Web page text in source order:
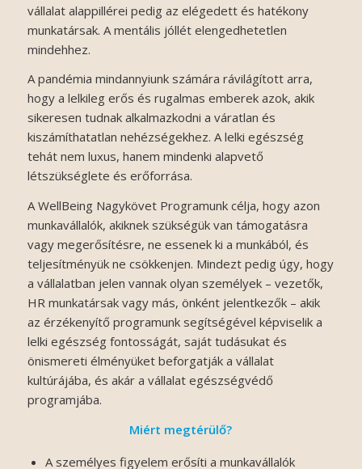
vállalat alappillérei pedig az elégedett és hatékony
munkatársak. A mentális jóllét elengedhetetlen
mindehhez.
A pandémia mindannyiunk számára rávilágított arra,
hogy a lelkileg erős és rugalmas emberek azok, akik
sikeresen tudnak alkalmazkodni a váratlan és
kiszámíthatatlan nehézségekhez. A lelki egészség
tehát nem luxus, hanem mindenki alapvető
létszükséglete és erőforrása.
A WellBeing Nagykövet Programunk célja, hogy azon
munkavállalók, akiknek szükségük van támogatásra
vagy megerősítésre, ne essenek ki a munkából, és
teljesítményük ne csökkenjen. Mindezt pedig úgy, hogy
a vállalatban jelen vannak olyan személyek – vezetők,
HR munkatársak vagy más, önként jelentkezők – akik
az érzékenyítő programunk segítségével képviselik a
lelki egészség fontosságát, saját tudásukat és
önismereti élményüket beforgatják a vállalat
kultúrájába, és akár a vállalat egészségvédő
programjába.
Miért megtérülő?
A személyes figyelem erősíti a munkavállalók